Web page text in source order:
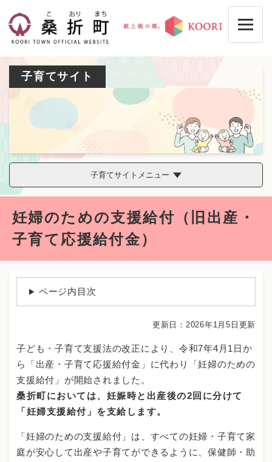
先
子育てサイト
子育てサイトメニュー
妊婦のための支援給付（旧出産・
子育て応援給付金）
ページ内目次
更新日：2026年1月5日更新
子ども・子育て支援法の改正により、令和7年4月1日か
ら「出産・子育て応援給付金」に代わり「妊婦のための
支援給付」が開始されました。
桑折町においては、妊娠時と出産後の2回に分けて
「妊婦支援給付」を支給します。
「妊婦のための支援給付」は、すべての妊婦・子育て家
庭が安心して出産や子育てができるように、保健師・助